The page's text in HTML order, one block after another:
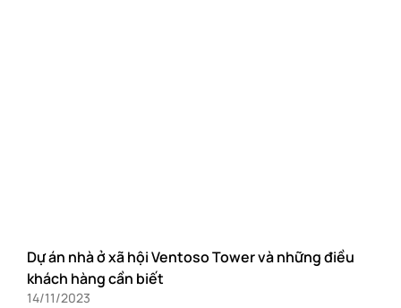
Dự án nhà ở xã hội Ventoso Tower và những điều
khách hàng cần biết
14/11/2023